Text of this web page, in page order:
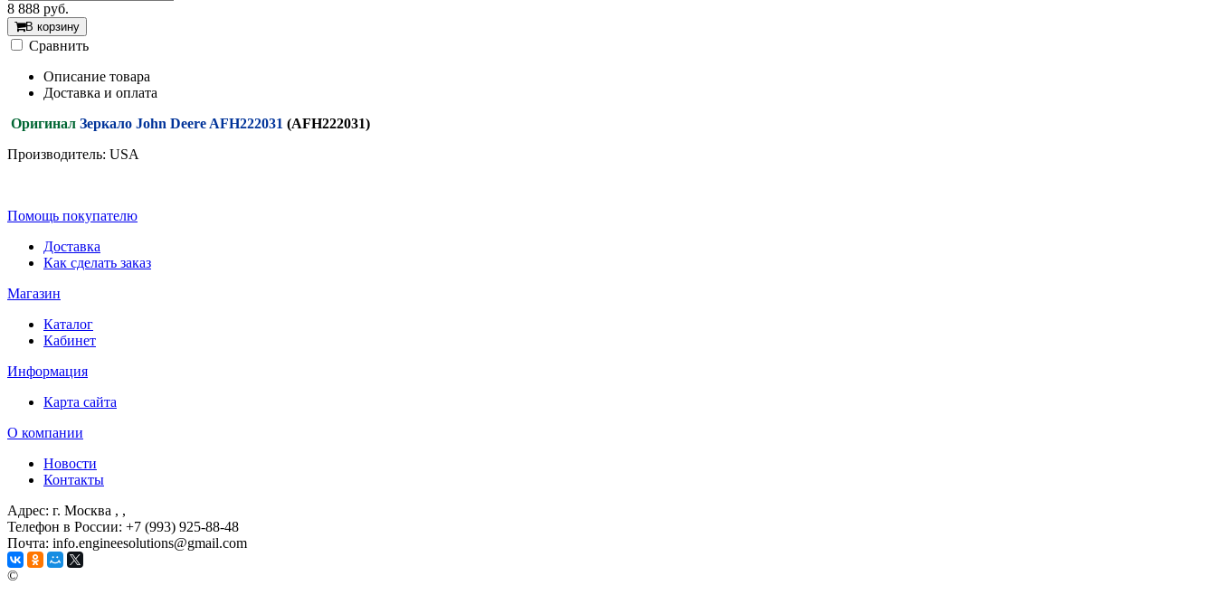
8 888 руб.
В корзину
Cравнить
Описание товара
Доставка и оплата
Оригинал Зеркало John Deere AFH222031 (AFH222031)
Производитель: USA
Помощь покупателю
Доставка
Как сделать заказ
Магазин
Каталог
Кабинет
Информация
Карта сайта
О компании
Новости
Контакты
Адрес: г. Москва , ,
Телефон в России: +7 (993) 925-88-48
Почта: info.engineesolutions@gmail.com
©